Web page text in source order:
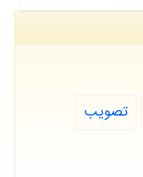
تصویب